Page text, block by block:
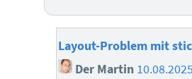
Layout-Problem mit
Der Martin